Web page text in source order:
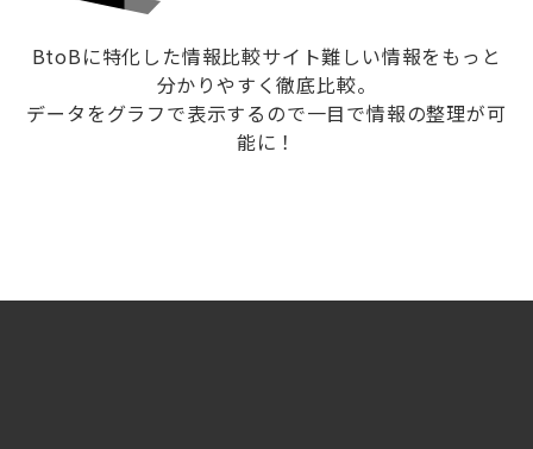
BtoBに特化した情報比較サイト難しい情報をもっと
分かりやすく徹底比較。
データをグラフで表示するので一目で情報の整理が可
能に！